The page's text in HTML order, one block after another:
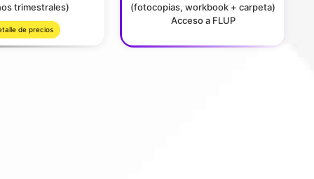
trimestrales)
de precios
(fotocopias, workbook + carpeta)
Acceso a FLUP